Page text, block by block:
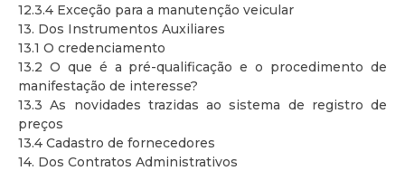
12.3.4 Exceção para a manutenção veicular
13. Dos Instrumentos Auxiliares
13.1 O credenciamento
13.2 O que é a pré-qualificação e o procedimento de
manifestação de interesse?
13.3 As novidades trazidas ao sistema de registro de
preços
13.4 Cadastro de fornecedores
14. Dos Contratos Administrativos